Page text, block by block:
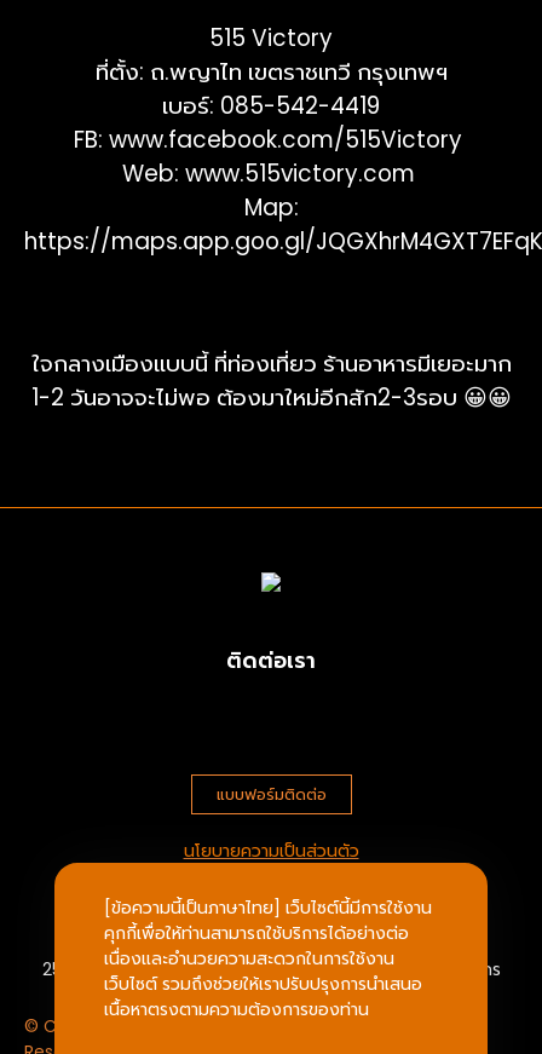
515 Victory
ที่ตั้ง: ถ.พญาไท เขตราชเทวี กรุงเทพฯ
เบอร์: 085-542-4419
FB: www.facebook.com/515Victory
Web: www.515victory.com
Map:
https://maps.app.goo.gl/
ใจกลางเมืองแบบนี้ ที่ท่องเที่ยว ร้านอาหารมีเยอะมาก
1-2 วันอาจจะไม่พอ ต้องมาใหม่อีกสัก2-3รอบ 😀😀
บริษัท ประตูหนึ่ง จำกัด
25/547 ถ.กิจมณี ต.บางหญ้าแพรก เมืองสมุทรสาคร สมุทรสาคร
© Copyright 2023 | www.Pratuneung.com All Rights
ติดต่อเรา
แบบฟอร์มติดต่อ
นโยบายความเป็นส่วนตัว
[ข้อความนี้เป็นภาษาไทย] เว็บไซต์นี้มีการใช้งาน
คุกกี้เพื่อให้ท่านสามารถใช้บริการได้อย่างต่อ
เนื่องและอำนวยความสะดวกในการใช้งาน
เว็บไซต์ รวมถึงช่วยให้เราปรับปรุงการนำเสนอ
เนื้อหาตรงตามความต้องการของท่าน